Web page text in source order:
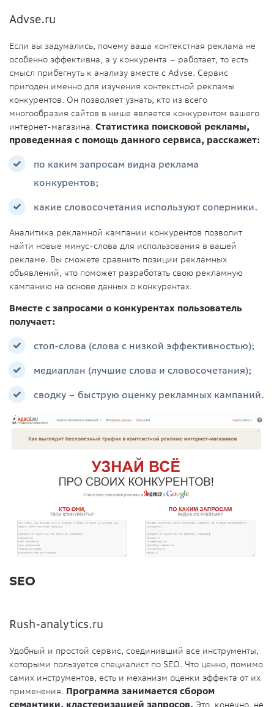
Advse.ru
Если вы задумались, почему ваша контекстная реклама не
особенно эффективна, а у конкурента – работает, то есть
смысл прибегнуть к анализу вместе с Advse. Сервис
пригоден именно для изучения контекстной рекламы
конкурентов. Он позволяет узнать, кто из всего
многообразия сайтов в нише является конкурентом вашего
интернет-магазина. Статистика поисковой рекламы,
проведенная с помощь данного сервиса, расскажет:
по каким запросам видна реклама
конкурентов;
какие словосочетания используют соперники.
Аналитика рекламной кампании конкурентов позволит
найти новые минус-слова для использования в вашей
рекламе. Вы сможете сравнить позиции рекламных
объявлений, что поможет разработать свою рекламную
кампанию на основе данных о конкурентах.
Вместе с запросами о конкурентах пользователь
получает:
стоп-слова (слова с низкой эффективностью);
медиаплан (лучшие слова и словосочетания);
сводку – быструю оценку рекламных кампаний.
SEO
Rush-analytics.ru
Удобный и простой сервис, соединивший все инструменты,
которыми пользуется специалист по SEO. Что ценно, помимо
самих инструментов, есть и механизм оценки эффекта от их
применения. Программа занимается сбором